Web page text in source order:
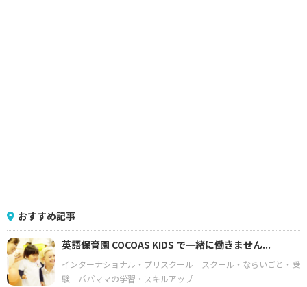
おすすめ記事
英語保育園 COCOAS KIDS で一緒に働きません...
インターナショナル・プリスクール
スクール・ならいごと・受
験
パパママの学習・スキルアップ